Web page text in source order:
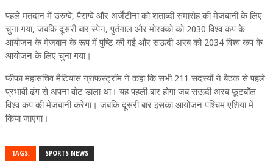
पहले मतदान में उरुग्वे, पैराग्वे और अर्जेंटीना को शताब्दी समारोह की मेजबानी के लिए
चुना गया, जबकि दूसरी बार स्पेन, पुर्तगाल और मोरक्को को 2030 विश्‍व कप के
आयोजन के मेजबान के रूप में पुष्टि की गई और सऊदी अरब को 2034 विश्‍व कप के
आयोजन के लिए चुना गया।
फीफा महासचिव मैटियास ग्राफस्ट्रॉम ने कहा कि सभी 211 सदस्यों ने बैठक से पहले
प्रभावी ढंग से अपना वोट डाला था। यह पहली बार होगा जब सऊदी अरब फूटबॉल
विश्व कप की मेजबानी करेगा। जबकि दूसरी बार इसका आयोजन पश्चिम एशिया में
किया जाएगा।
TAGS: SPORTS NEWS